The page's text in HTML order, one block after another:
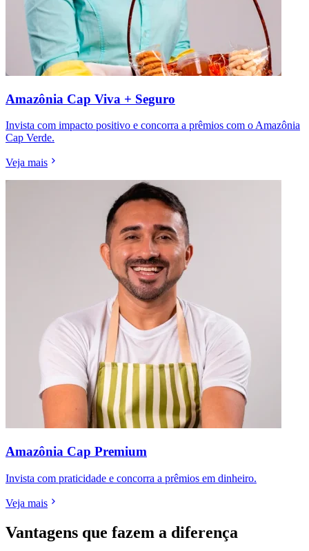
Amazônia Cap Viva + Seguro
Invista com impacto positivo e concorra a prêmios com o Amazônia
Cap Verde.
Veja mais
Amazônia Cap Premium
Invista com praticidade e concorra a prêmios em dinheiro.
Veja mais
Vantagens que fazem a diferença